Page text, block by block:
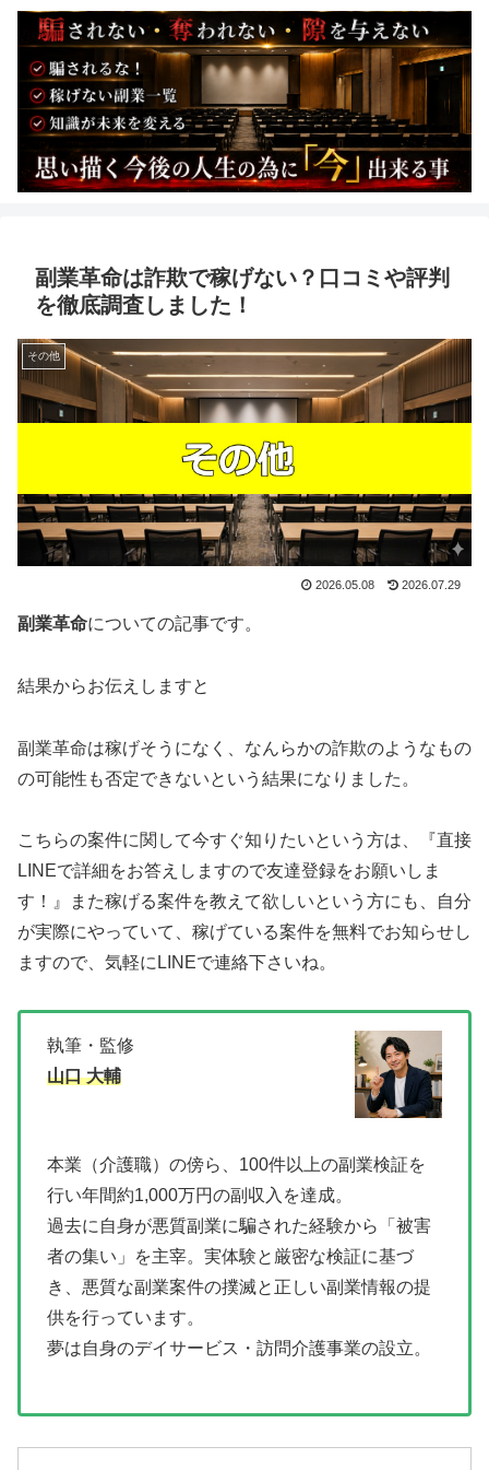
副業革命は詐欺で稼げない？口コミや評判
を徹底調査しました！
その他
2026.05.08 2026.07.29
副業革命についての記事です。
結果からお伝えしますと
副業革命は稼げそうになく、なんらかの詐欺のようなもの
の可能性も否定できないという結果になりました。
こちらの案件に関して今すぐ知りたいという方は、
『直接
LINEで詳細をお答えしますので友達登録をお願いしま
す！』
また稼げる案件を教えて欲しいという方にも、自分
が実際にやっていて、稼げている案件を無料でお知らせし
ますので、気軽にLINEで連絡下さいね。
執筆・監修
山口 大輔
本業（介護職）の傍ら、100件以上の副業検証を
行い年間約1,000万円の副収入を達成。
過去に自身が悪質副業に騙された経験から「被害
者の集い」を主宰。実体験と厳密な検証に基づ
き、悪質な副業案件の撲滅と正しい副業情報の提
供を行っています。
夢は自身のデイサービス・訪問介護事業の設立。